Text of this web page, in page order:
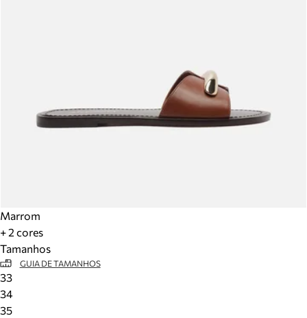
Marrom
+ 2 cores
Tamanhos
GUIA DE TAMANHOS
33
34
35